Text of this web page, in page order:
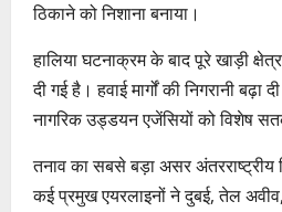
ठिकाने को निशाना बनाया।
हालिया घटनाक्रम के बाद पूरे खाड़ी
दी गई है। हवाई मार्गों की निगरानी
नागरिक उड्डयन एजेंसियों को विशेष
तनाव का सबसे बड़ा असर अंतरराष्ट्रीय
कई प्रमुख एयरलाइनों ने दुबई, तेल